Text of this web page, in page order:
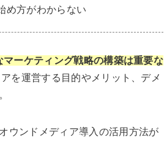
め方がわからない
ーケティング戦略の構築は重要な
を運営する目的やメリット、デメ
ウンドメディア導入の活用方法が